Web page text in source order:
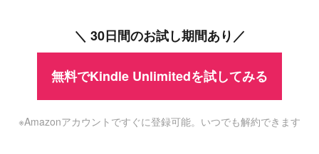
＼ 30日間のお試し期間あり／
無料でKindle Unlimitedを試してみる
※Amazonアカウントですぐに登録可能。いつでも解約できます